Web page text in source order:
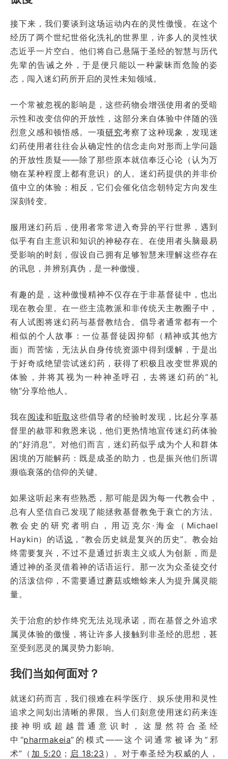
接下来，我们要谈到这场运动内在的灵性傲慢。在这个
经历了两个世纪世俗化洗礼的世界里，许多人的灵性状
态近乎一片空白。他们将自己悬隔于圣经的智慧与历代
先辈的告诫之外，于是便只能以一种蒙昧而危险的姿
态，闯入迷幻药所开启的灵性未知领域。
一个常被忽视的影响是，这些药物会增强使用者的受暗
示性和改变信仰的开放性，这部分来自体验中伴随的强
烈意义感和顿悟感。一项研究考察了这种现象，发现迷
幻药使用者往往会从确定性的信念走向对形而上学问题
的开放性质疑——除了那些原本就信奉泛心论（认为万
物在某种程度上都有意识）的人。迷幻药提供的并非价
值中立的体验；相反，它们会催化信念朝特定方向发生
深刻转变。
服用迷幻药后，使用者常常进入奇异的平行世界，遇到
似乎有自主意识和知识的神秘存在。在使用者头脑最易
受影响的时刻，假设自己拥有足够智慧来理解这些存在
的讯息，并辨别真伪，是一种傲慢。
有趣的是，这种傲慢精神不仅存在于非基督徒中，也出
现在教会里。在一些主流教派和非传统天主教圈子中，
有人试图将迷幻药与基督教结合。倡导者通常都有一个
相似的个人故事：一位基督徒因抑郁（精神或其他方
面）而苦恼，无法从自身传统资源中得到缓解，于是出
于好奇或绝望尝试迷幻药，获得了积极且改变世界观的
体验，并将其视为一种神圣呼召，去将迷幻药的“礼
物”分享给他人。
我在阅读和听取这些倡导者的经验时发现，比起分享基
督里的赦罪和救恩来说，他们更热情地宣传迷幻药体验
的“好消息”。对他们而言，迷幻药似乎成为个人和群体
困境的万能解药：既是成圣的助力，也是振兴他们所谓
濒临衰落的信仰的关键。
如果这听起来有些熟悉，那可能是因为每一代教会中，
总有人坚信自己发现了能拯救基督教免于衰亡的方法。
教会史的研究者明白，用迈克尔·海金（Michael
Haykin）的话说 ，“教会历史就是复兴的历史”。教会始
终需要复兴，不过不是通过折衷主义或人为创新，而是
通过神的圣灵借着神的话语运行。那一次为众圣徒交付
的活泼信仰，不需要通过蘑菇或蟾蜍来人为提升属灵能
量。
关于治愈的炒作终究无法兑现承诺，而在基督之外追求
属灵体验的傲慢，将让许多人接触到非圣经的思想，甚
至受到恶灵的属灵势力影响。
我们当如何面对？
就迷幻药而言，我们很难在科学医疗、娱乐使用和灵性
追求之间划出清晰的界限。当人们刻意使用迷幻药来连
接神明或超越普通意识时，这显然符合圣经
中“pharmakeia”的模式——这个词通常被译为“邪
术”（ 加 5:20 ； 启 18:23 ）。对于奉圣经为权威的人，